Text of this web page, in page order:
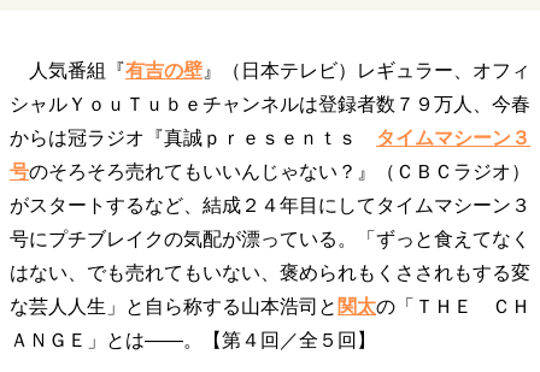
リーダーの流儀 変革の原動力
次世代へのバトン
マインドセット
重圧との向き合い方 一流のルーティン
忘れられない言葉
10代・20代の土台
ライフスタイル・生き方
人気番組『有吉の壁 』（日本テレビ）レギュラー、オフィ
シャルＹｏｕＴｕｂｅチャンネルは登録者数７９万人、今春
からは冠ラジオ『真誠ｐｒｅｓｅｎｔｓ タイムマシーン３
号のそろそろ売れてもいいんじゃない？』（ＣＢＣラジオ）
がスタートするなど、結成２４年目にしてタイムマシーン３
号にプチブレイクの気配が漂っている。「ずっと食えてなく
はない、でも売れてもいない、褒められもくさされもする変
な芸人人生」と自ら称する山本浩司と 関太の「ＴＨＥ ＣＨ
ＡＮＧＥ」とは――。【第４回／全５回】